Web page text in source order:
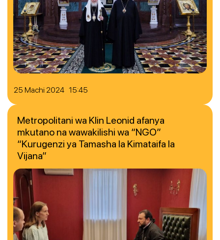
25 Machi 2024 15:45
Metropolitani wa Klin Leonid afanya
mkutano na wawakilishi wa “NGO”
“Kurugenzi ya Tamasha la Kimataifa la
Vijana”